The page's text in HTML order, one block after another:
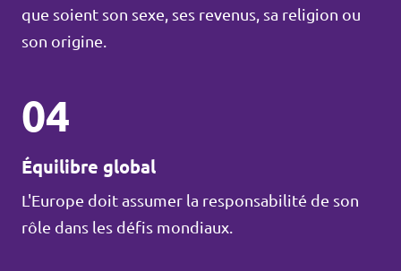
que soient son sexe, ses revenus, sa religion ou
son origine.
04
Équilibre global
L'Europe doit assumer la responsabilité de son
rôle dans les défis mondiaux.